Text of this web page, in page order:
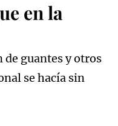
en la
guantes y otros
se hacía sin